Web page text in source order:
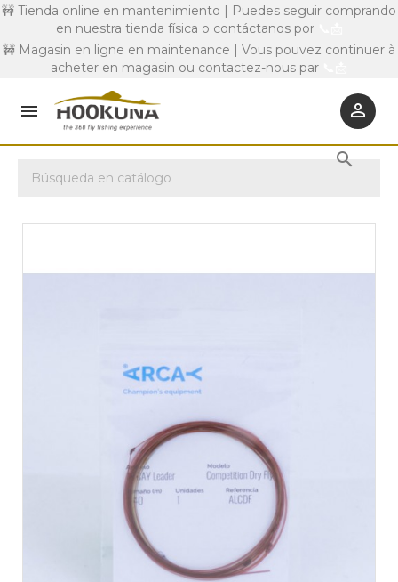
🚧 Tienda online en mantenimiento | Puedes seguir comprando
en nuestra tienda física o contáctanos por
🚧 Magasin en ligne en maintenance | Vous pouvez continuer à
acheter en magasin ou contactez-nous par
 
